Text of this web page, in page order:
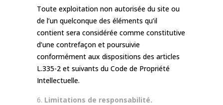
Toute exploitation non autorisée du site ou
de l’un quelconque des éléments qu’il
contient sera considérée comme constitutive
d’une contrefaçon et poursuivie
conformément aux dispositions des articles
L.335-2 et suivants du Code de Propriété
Intellectuelle.
Limitations de responsabilité.